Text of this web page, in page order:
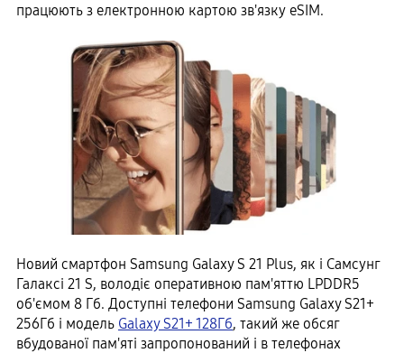
працюють з електронною картою зв'язку eSIM.
Новий смартфон Samsung Galaxy S 21 Plus, як і Самсунг
Галаксі 21 S, володіє оперативною пам'яттю LPDDR5
об'ємом 8 Гб. Доступні телефони Samsung Galaxy S21+
256Гб і модель Galaxy S21+ 128Гб, такий же обсяг
вбудованої пам'яті запропонований і в телефонах